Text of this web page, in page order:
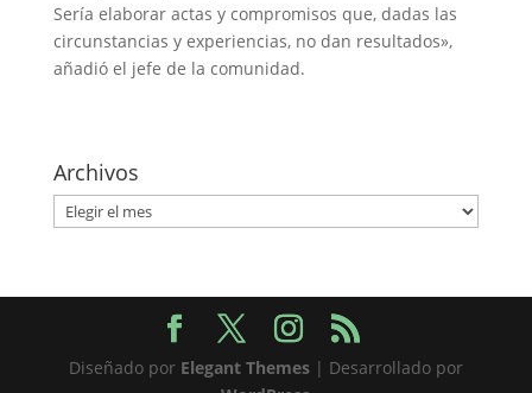
Sería elaborar actas y compromisos que, dadas las
circunstancias y experiencias, no dan resultados»,
añadió el jefe de la comunidad.
Archivos
Archivos
Diseñado por Elegant Themes| Desarrollado por